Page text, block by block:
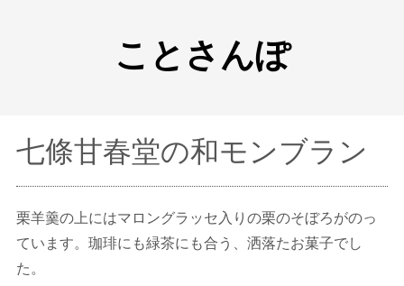
ことさんぽ
七條甘春堂の和モンブラン
栗羊羹の上にはマロングラッセ入りの栗のそぼろがのっ
ています。珈琲にも緑茶にも合う、洒落たお菓子でし
た。